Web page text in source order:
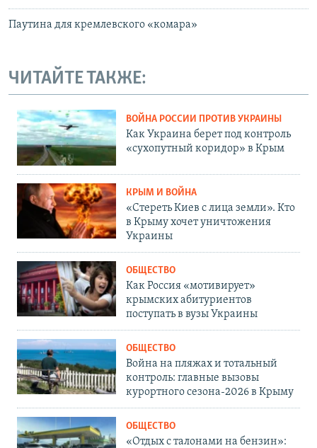
Паутина для кремлевского «комара»
ЧИТАЙТЕ ТАКЖЕ:
ВОЙНА РОССИИ ПРОТИВ УКРАИНЫ
Как Украина берет под контроль
«сухопутный коридор» в Крым
КРЫМ И ВОЙНА
«Стереть Киев с лица земли». Кто
в Крыму хочет уничтожения
Украины
ОБЩЕСТВО
Как Россия «мотивирует»
крымских абитуриентов
поступать в вузы Украины
ОБЩЕСТВО
Война на пляжах и тотальный
контроль: главные вызовы
курортного сезона-2026 в Крыму
ОБЩЕСТВО
«Отдых с талонами на бензин»: